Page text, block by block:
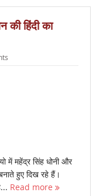
की हिंदी का
में महेंद्र सिंह धोनी और
हुए दिख रहे हैं।
Read more